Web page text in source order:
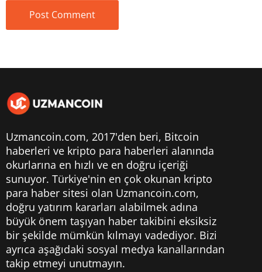
Uzmancoin.com, 2017'den beri, Bitcoin
haberleri ve kripto para haberleri alanında
okurlarına en hızlı ve en doğru içeriği
sunuyor. Türkiye'nin en çok okunan kripto
para haber sitesi olan Uzmancoin.com,
doğru yatırım kararları alabilmek adına
büyük önem taşıyan haber takibini eksiksiz
bir şekilde mümkün kılmayı vadediyor. Bizi
ayrıca aşağıdaki sosyal medya kanallarından
takip etmeyi unutmayın.